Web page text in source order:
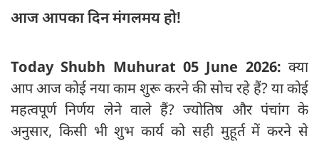
आज आपका दिन मंगलमय हो!
Today Shubh Muhurat 05 June 2026: क्या
आप आज कोई नया काम शुरू करने की सोच रहे हैं? या कोई
महत्वपूर्ण निर्णय लेने वाले हैं? ज्योतिष और पंचांग के
अनुसार, किसी भी शुभ कार्य को सही मुहूर्त में करने से